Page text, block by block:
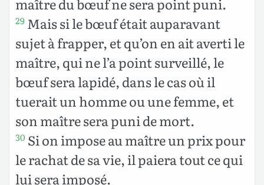
29 Mais si le bœuf était auparavant
sujet à frapper, et qu’on en ait averti le
maître, qui ne l’a point surveillé, le
bœuf sera lapidé, dans le cas où il
tuerait un homme ou une femme, et
son maître sera puni de mort.
30 Si on impose au maître un prix pour
le rachat de sa vie, il paiera tout ce qui
lui sera imposé.